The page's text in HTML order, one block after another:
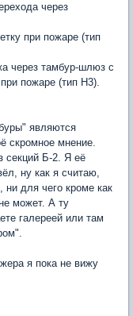
через
при пожаре (тип
через тамбур-шлюз с
пожаре (тип Н3).
являются
скромное мнение.
секций Б-2. Я её
ну как я считаю,
для чего кроме как
может. А ту
галереей или там
я пока не вижу